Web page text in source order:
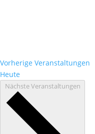
Vorherige Veranstaltungen
Heute
NächsteVeranstaltungen